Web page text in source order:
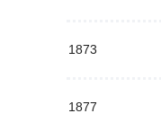
1873
1877